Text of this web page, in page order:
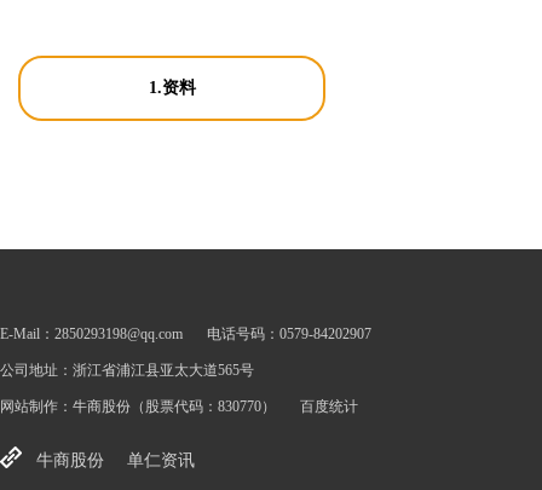
1.资料
E-Mail：2850293198@qq.com 电话号码：0579-84202907
公司地址：浙江省浦江县亚太大道565号
网站制作： 牛商股份 （股票代码：830770） 百度统计
牛商股份 单仁资讯